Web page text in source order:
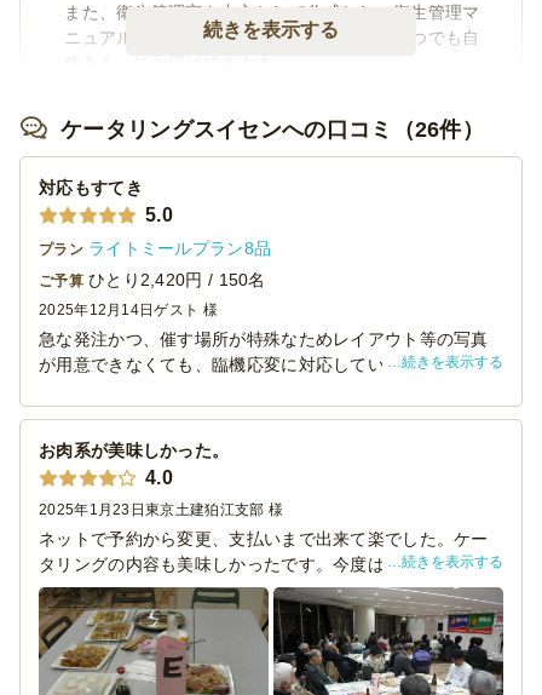
また、衛生管理室を中心として作成した、衛生管理マ
ニュアルに基づき運営しておりますので、いつでも自
どのようなお客様によく使われていますか？
当店の仕出しは様々なお客様に御利用いただいてお
り、2016年は年間で約2,500件（月間約210件）のお客
様にご提供致しました。「味の素スタジアム」指定業
ただいております。
収に来ていただきたいのですが。
と無料で回収にあがることが可能です。お気軽にご相
談ください。
か？
地域密着企業である当店は、目黒線不動前駅付近一帯
に数か所の会場を保有しております。大小形式様々ご
対応可能ですので、是非お問合せください。
続きを表示する
ケータリングスイセンへの口コミ（26件）
対応もすてき
5.0
プラン ライトミールプラン8品
ご予算 ひとり2,420円 / 150名
2025年12月14日ゲスト 様
急な発注かつ、催す場所が特殊なためレイアウト等の写真
が用意できなくても、臨機応変に対応していただきまし
くれました。
続きを表示する
お肉系が美味しかった。
4.0
2025年1月23日 東京土建狛江支部 様
ネットで予約から変更、支払いまで出来て楽でした。ケー
タリングの内容も美味しかったです。今度はちがうパター
ンや料理も注文してみたいです。出来れば６F会場まで運ん
で欲しかったです。
続きを表示する